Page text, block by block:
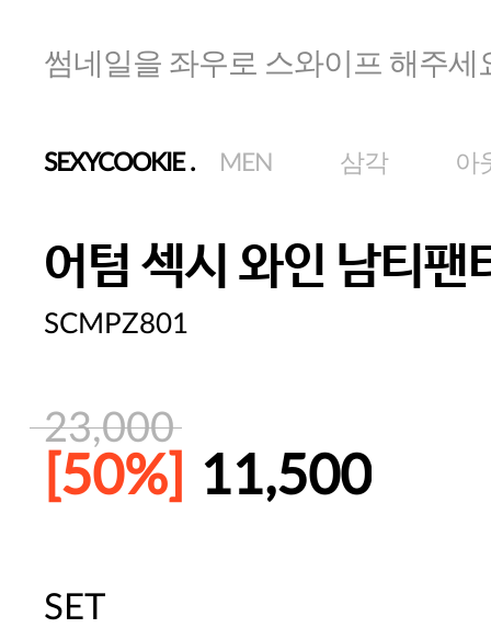
썸네일을 좌우로 스와이프 해주세
SEXYCOOKIE. MEN 삼각 아
어텀 섹시 와인 남티팬
SCMPZ801
23,000
[50%] 11,500
주말특가 20%(8.7~8.9)/5만원 이
SET